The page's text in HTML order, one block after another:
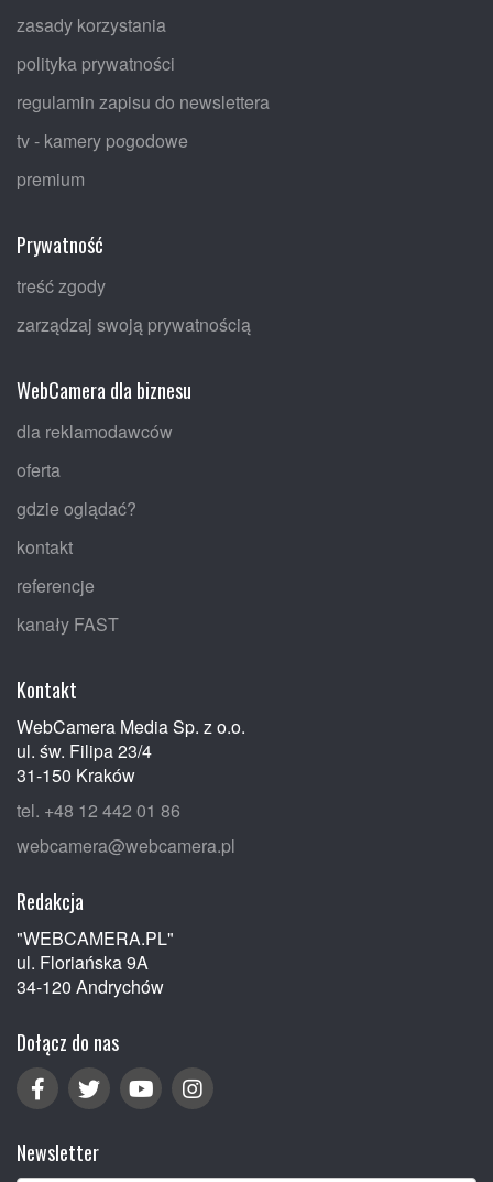
zasady korzystania
polityka prywatności
regulamin zapisu do newslettera
tv - kamery pogodowe
premium
Prywatność
treść zgody
zarządzaj swoją prywatnością
WebCamera dla biznesu
dla reklamodawców
oferta
gdzie oglądać?
kontakt
referencje
kanały FAST
Kontakt
WebCamera Media Sp. z o.o.
ul. św. Filipa 23/4
31-150 Kraków
tel. +48 12 442 01 86
webcamera@webcamera.pl
Redakcja
"WEBCAMERA.PL"
ul. Floriańska 9A
34-120 Andrychów
Dołącz do nas
Newsletter